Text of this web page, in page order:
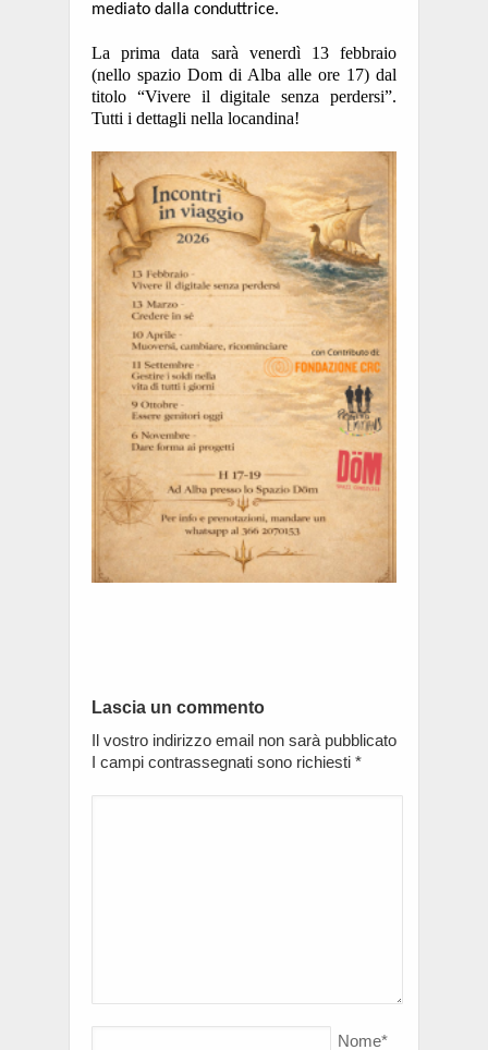
mediato dalla conduttrice.
La prima data sarà venerdì 13 febbraio
(nello spazio Dom di Alba alle ore 17) dal
titolo “Vivere il digitale senza perdersi”.
Tutti i dettagli nella locandina!
Lascia un commento
Il vostro indirizzo email non sarà pubblicato
I campi contrassegnati sono richiesti *
Nome*